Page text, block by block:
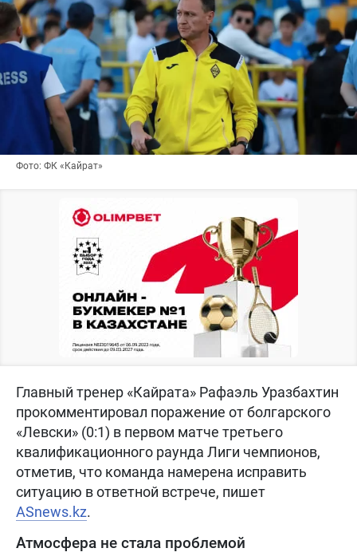
Фото: ФК «Кайрат»
Главный тренер «Кайрата» Рафаэль Уразбахтин
прокомментировал поражение от болгарского
«Левски» (0:1) в первом матче третьего
квалификационного раунда Лиги чемпионов,
отметив, что команда намерена исправить
ситуацию в ответной встрече, пишет
ASnews.kz.
Атмосфера не стала проблемой